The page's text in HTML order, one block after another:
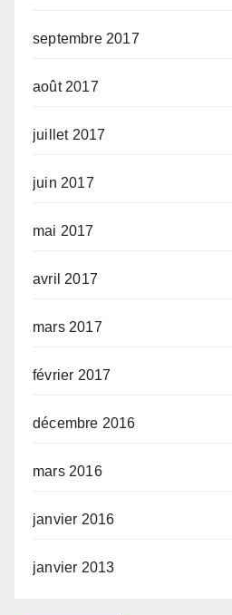
septembre 2017
août 2017
juillet 2017
juin 2017
mai 2017
avril 2017
mars 2017
février 2017
décembre 2016
mars 2016
janvier 2016
janvier 2013